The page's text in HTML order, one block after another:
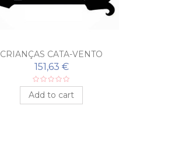
CRIANÇAS CATA-VENTO
151,63 €
Add to cart